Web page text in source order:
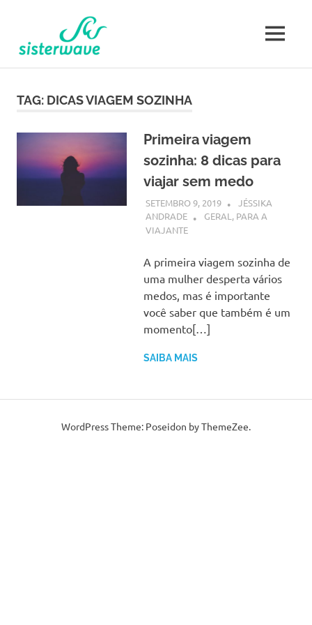
content
MENU
TAG: DICAS VIAGEM SOZINHA
Primeira viagem
sozinha: 8 dicas para
viajar sem medo
SETEMBRO 9, 2019
JÉSSIKA
ANDRADE
GERAL, PARA A
VIAJANTE
A primeira viagem sozinha de
uma mulher desperta vários
medos, mas é importante
você saber que também é um
momento[…]
SAIBA MAIS
WordPress Theme: Poseidon by ThemeZee.